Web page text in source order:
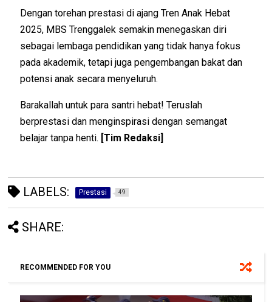
Dengan torehan prestasi di ajangTren Anak Hebat
2025, MBS Trenggalek semakin menegaskan diri
sebagai lembaga pendidikan yang tidak hanya fokus
pada akademik, tetapi juga pengembangan bakat dan
potensi anak secara menyeluruh.
Barakallah untuk para santri hebat! Teruslah
berprestasi dan menginspirasi dengan semangat
belajar tanpa henti. [Tim Redaksi]
LABELS: Prestasi 49
SHARE:
RECOMMENDED FOR YOU